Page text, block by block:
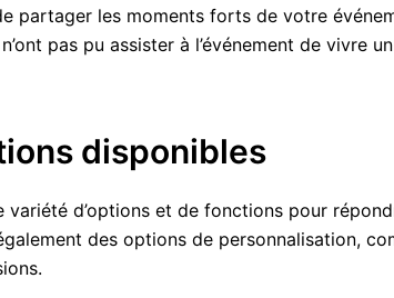
partager les moments forts de votre
pas pu assister à l’événement de vivre
disponibles
variété d’options et de fonctions pour
des options de personnalisation,